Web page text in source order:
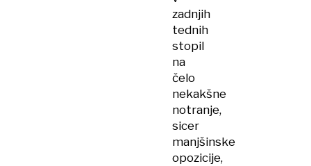
zadnjih
tednih
stopil
na
čelo
nekakšne
notranje,
sicer
manjšinske
opozicije,